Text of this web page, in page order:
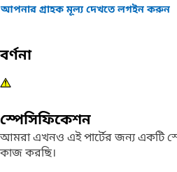
আপনার গ্রাহক মূল্য দেখতে লগইন করুন
বর্ণনা
স্পেসিফিকেশন
আমরা এখনও এই পার্টের জন্য একটি
কাজ করছি।